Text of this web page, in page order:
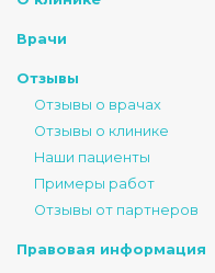
+7 4852 74-45-45
Врачи
Отзывы
Отзывы о врачах
Отзывы о клинике
Наши пациенты
Примеры работ
Отзывы от партнеров
Правовая информация